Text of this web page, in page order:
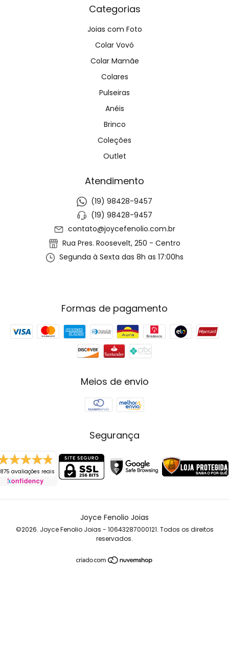
Categorias
Joias com Foto
Colar Vovó
Colar Mamãe
Colares
Pulseiras
Anéis
Brinco
Coleções
Outlet
Atendimento
(19) 98428-9457
(19) 98428-9457
contato@joycefenolio.com.br
Rua Pres. Roosevelt, 250 - Centro
Segunda à Sexta das 8h as 17:00hs
Formas de pagamento
Meios de envio
Segurança
avaliações reais
Joyce Fenolio Joias
©2026. Joyce Fenolio Joias - 10643287000121. Todos os direitos
reservados.